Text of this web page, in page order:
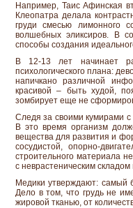
Например, Таис Афинская
Клеопатра делала
груди смесью лимонного
волшебных эликсиров. В
способы создания
В 12-13 лет начинает
психологического плана:
напичкано различной
красивой – быть худой,
зомбирует еще не
Следя за своими кумирами
В это время организм
вещества для развития и
сосудистой, опорно-
строительного материала
с неврастеническим
Медики утверждают: самый
Дело в том, что грудь не
жировой тканью, от